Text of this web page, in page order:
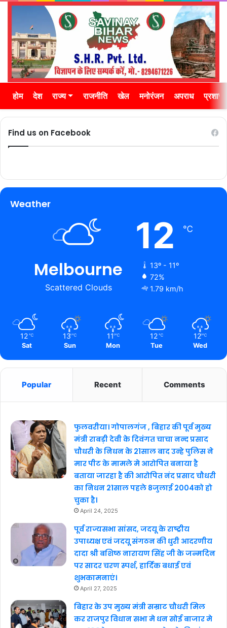
होम देश राज्य राजनीति खेल मनोरंजन अपराध
Find us on Facebook
Weather
Melbourne
Scattered Clouds
12 ℃
13º - 11º
72%
1.79 km/h
12 ℃
Sat
13 ℃
Sun
11 ℃
Mon
12 ℃
Tue
12 ℃
Wed
Popular Recent Comments
फुलवरीया। गोपालगंज , बिहार की पूर्व मुख्य
मंत्री राबड़ी देवी के दिवंगत चाचा नन्द प्रसाद
चौधरी के निधन के 21साल बाद उन्हे पुलिस ने
मार पीट के मामले मे आरोपित बनाया है
बताया जारहा है की आरोपित नंद प्रसाद चौधरी
का निधन 21साल पहले 8जुलाई 2004को हो
चुका है।
April 24, 2025
पूर्व राज्यसभा सांसद, जदयू के राष्ट्रीय
उपाध्यक्ष एवं जदयू संगठन की धुरी आदरणीय
दादा श्री बशिष्ठ नारायण सिंह जी के जन्मदिन
पर सादर चरण स्पर्श, हार्दिक बधाई एवं
शुभकामनाएं।
April 27, 2025
बिहार के उप मुख्य मंत्री सम्राट चौधरी मिल
कर राजपुर विधान सभा मे धन सोई बाजार मे